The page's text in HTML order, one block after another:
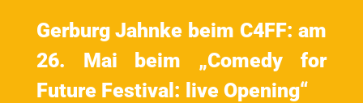
Gerburg Jahnke beim C4FF: am
26. Mai beim „Comedy for
Future Festival: live Opening“